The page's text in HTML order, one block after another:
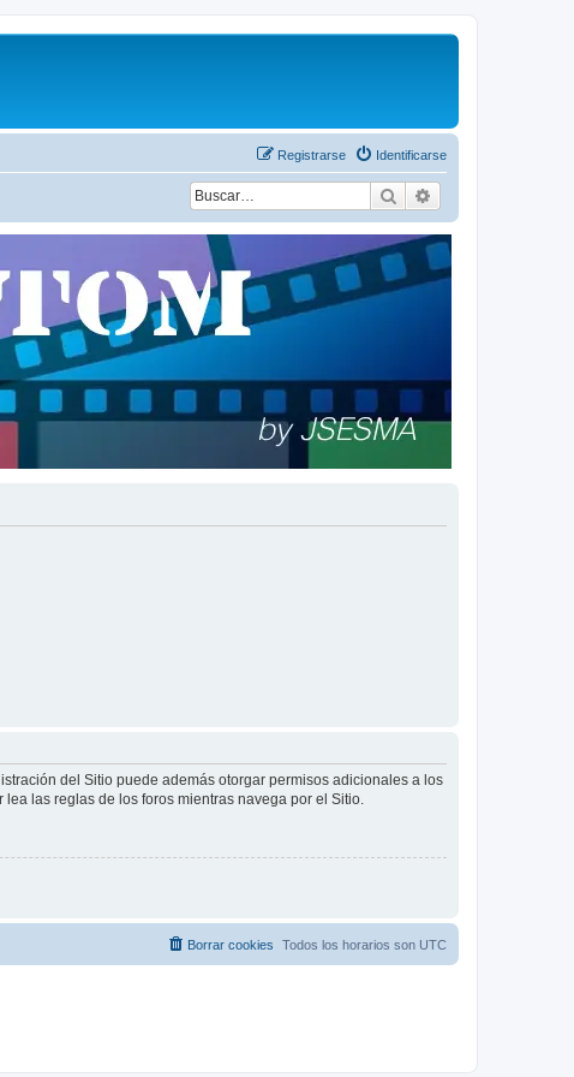
Identificarse
Registrarse
Buscar
del Sitio puede además otorgar permisos adicionales a los
las reglas de los foros mientras navega por el Sitio.
Todos los horarios son UTC
Borrar cookies